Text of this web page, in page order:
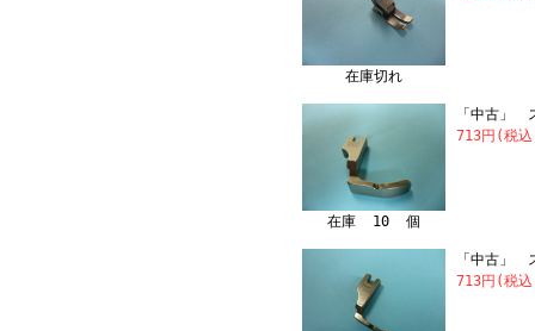
在庫切れ
在庫 10 個
「中古」
713円(税
「中古」
713円(税